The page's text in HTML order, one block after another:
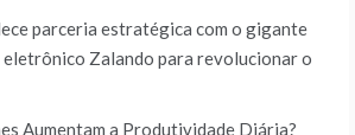
parceria estratégica com o gigante
Zalando para revolucionar o
Aumentam a Produtividade Diária?